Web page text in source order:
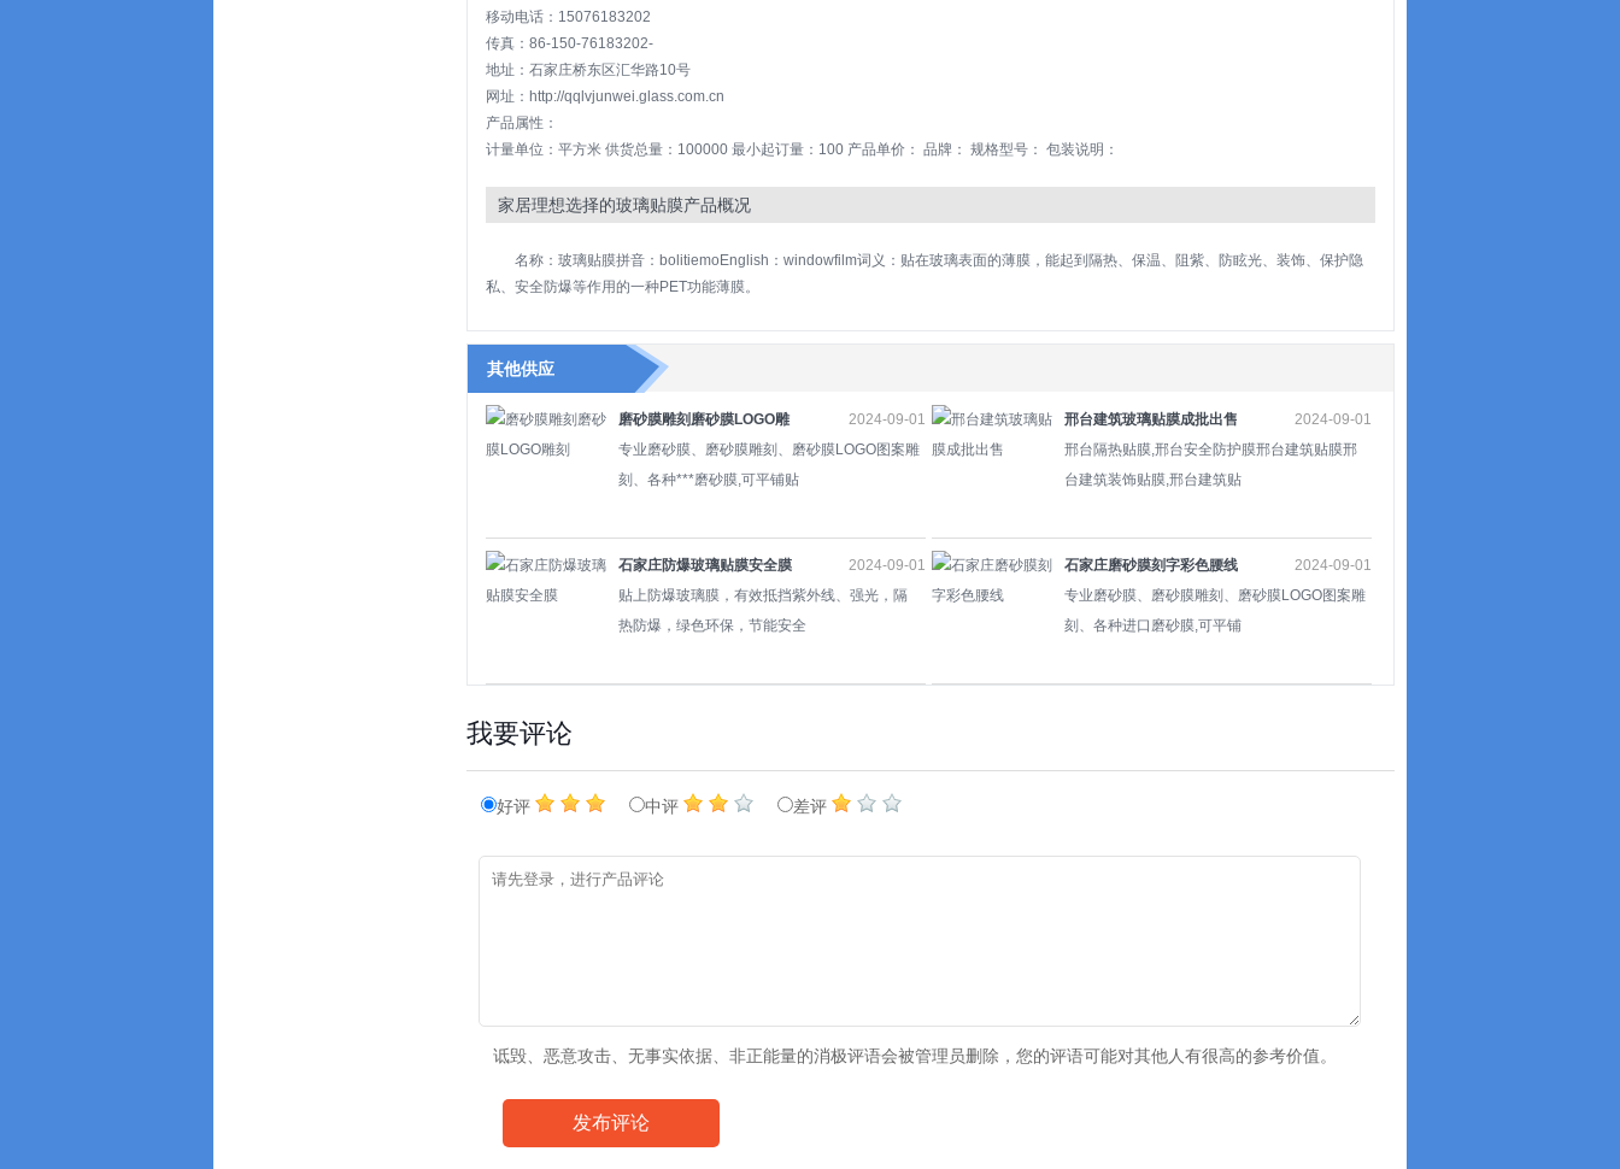
移动电话：15076183202
传真：86-150-76183202-
地址：石家庄桥东区汇华路10号
网址：http://qqlvjunwei.glass.com.cn
产品属性：
计量单位：平方米 供货总量：100000 最小起订量：100 产品单价： 品牌： 规格型号： 包装说明：
家居理想选择的玻璃贴膜产品概况
名称：玻璃贴膜拼音：bolitiemoEnglish：windowfilm词义：贴在玻璃表面的薄膜，能起到隔热、保温、阻紫、防眩光、装饰、保护隐
私、安全防爆等作用的一种PET功能薄膜。
其他供应
磨砂膜雕刻磨砂膜LOGO雕
刻
专业磨砂膜、磨砂膜雕刻、磨砂膜LOGO图案雕
刻、各种***磨砂膜,可平铺贴
2024-09-01
邢台建筑玻璃贴膜成批出售
邢台隔热贴膜,邢台安全防护膜邢台建筑贴膜邢
台建筑装饰贴膜,邢台建筑贴
2024-09-01
石家庄防爆玻璃贴膜安全膜
贴上防爆玻璃膜，有效抵挡紫外线、强光，隔
热防爆，绿色环保，节能安全
2024-09-01
石家庄磨砂膜刻字彩色腰线
专业磨砂膜、磨砂膜雕刻、磨砂膜LOGO图案雕
刻、各种进口磨砂膜,可平铺
2024-09-01
我要评论
好评 中评 差评
诋毁、恶意攻击、无事实依据、非正能量的消极评语会被管理员删除，您的评语可能对其他人有很高的参考价值。
发布评论